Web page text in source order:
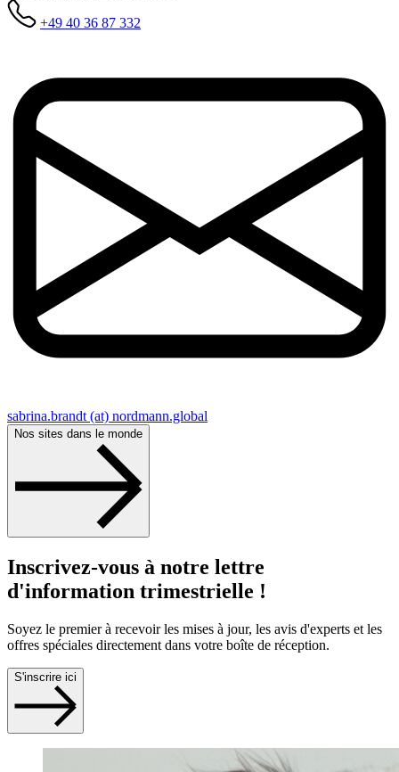
+49 40 36 87 332
sabrina.brandt (at) nordmann.global
Nos sites dans le monde
Inscrivez-vous à notre lettre
d'information trimestrielle !
Soyez le premier à recevoir les mises à jour, les avis d'experts et les
offres spéciales directement dans votre boîte de réception.
S'inscrire ici